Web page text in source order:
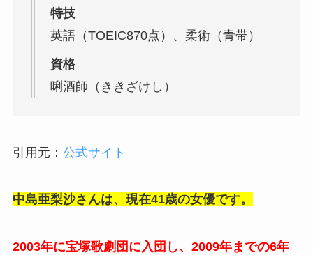
特技
英語（TOEIC870点）、柔術（青帯）
資格
唎酒師（ききざけし）
引用元： 公式サイト
中島亜梨沙さんは、現在41歳の女優です。
2003年に宝塚歌劇団に入団し、2009年までの6年